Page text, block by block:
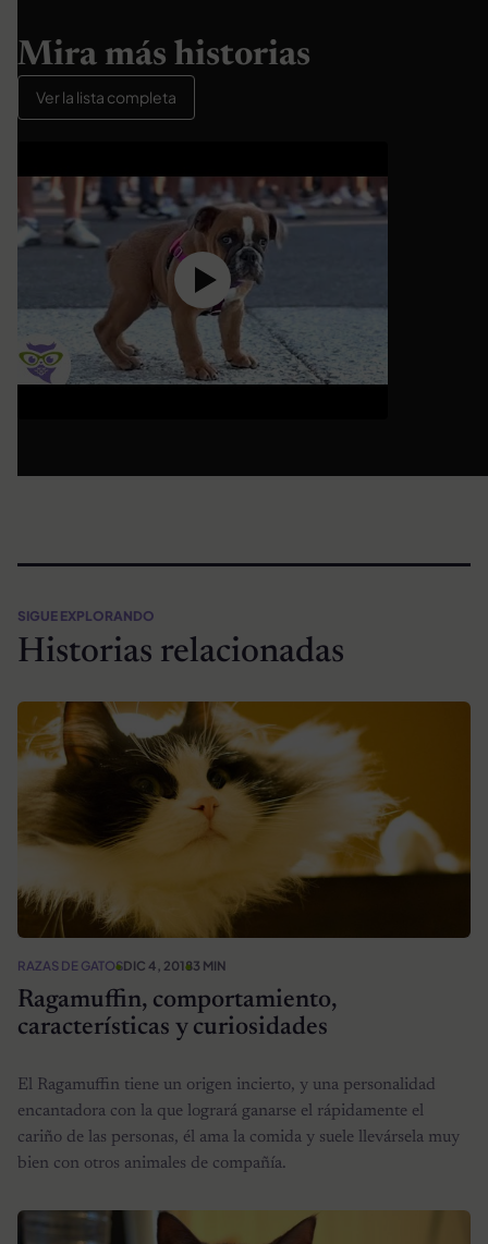
Mira más historias
Ver la lista completa
SIGUE EXPLORANDO
Historias relacionadas
RAZAS DE GATOSDIC 4, 20183 MIN
Ragamuffin, comportamiento,
características y curiosidades
El Ragamuffin tiene un origen incierto, y una personalidad
encantadora con la que logrará ganarse el rápidamente el
cariño de las personas, él ama la comida y suele llevársela muy
bien con otros animales de compañía.